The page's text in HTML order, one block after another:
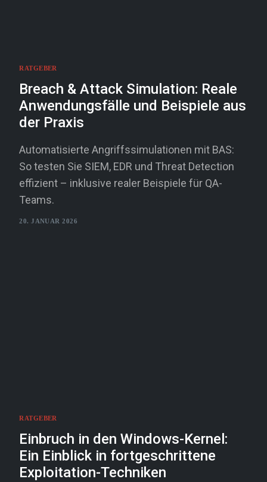
RATGEBER
Breach & Attack Simulation: Reale
Anwendungsfälle und Beispiele aus
der Praxis
Automatisierte Angriffssimulationen mit BAS:
So testen Sie SIEM, EDR und Threat Detection
effizient – inklusive realer Beispiele für QA-
Teams.
20. JANUAR 2026
RATGEBER
Einbruch in den Windows-Kernel:
Ein Einblick in fortgeschrittene
Exploitation-Techniken